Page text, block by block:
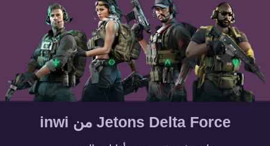
Jetons Delta Force من inwi